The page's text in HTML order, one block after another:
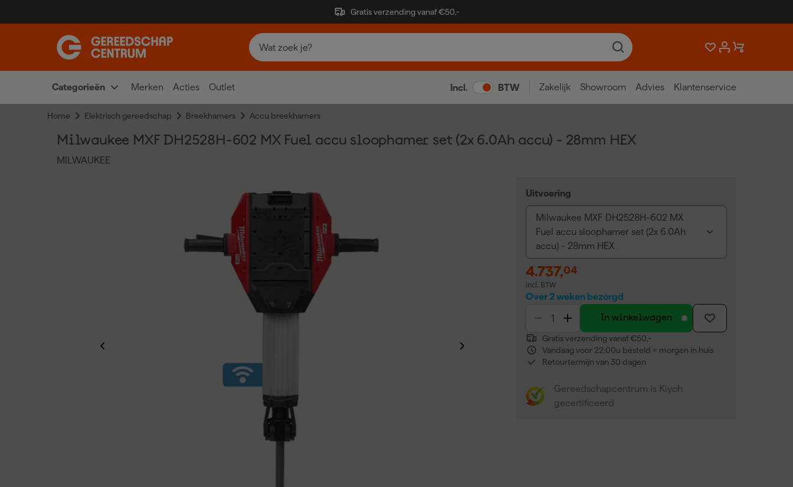
Gratis verzending vanaf €50,-
Categorieën Merken Acties Outlet Incl. BTW Zakelijk Showroom Advies Klantenservice
Home Elektrisch gereedschap Breekhamers Accu breekhamers
Milwaukee MXF DH2528H-602 MX Fuel accu sloophamer set (2x 6.0Ah accu) - 28mm HEX
MILWAUKEE
Uitvoering
Milwaukee MXF DH2528H-602 MX
Fuel accu sloophamer set (2x 6.0Ah
accu) - 28mm HEX
4.737,04
incl. BTW
Over 2 weken bezorgd
In winkelwagen
Gratis verzending vanaf €50,-
Vandaag voor 22:00u besteld = morgen in huis
Retourtermijn van 30 dagen
Gereedschapcentrum is Kiyoh
gecertificeerd